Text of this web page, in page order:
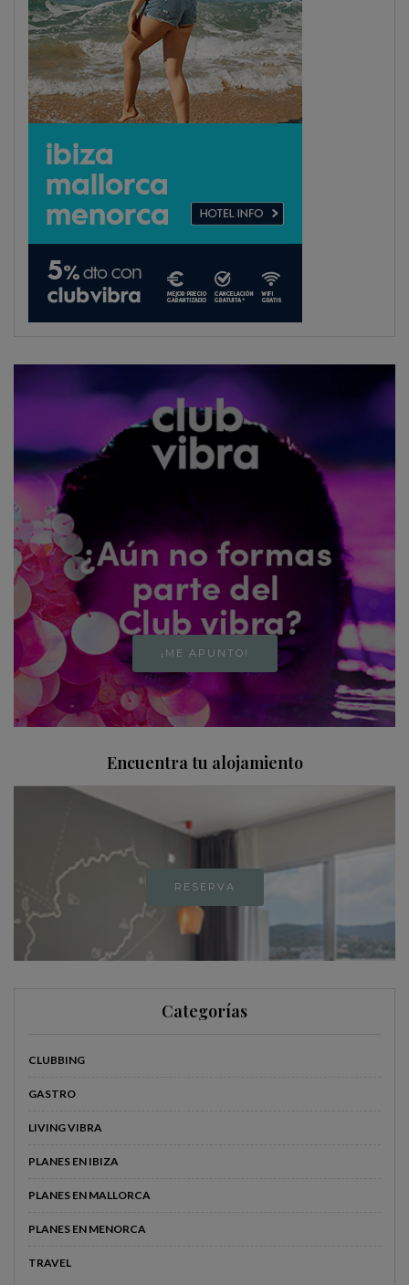
¡ME APUNTO!
Encuentra tu alojamiento
RESERVA
Categorías
CLUBBING
GASTRO
LIVING VIBRA
PLANES EN IBIZA
PLANES EN MALLORCA
PLANES EN MENORCA
TRAVEL